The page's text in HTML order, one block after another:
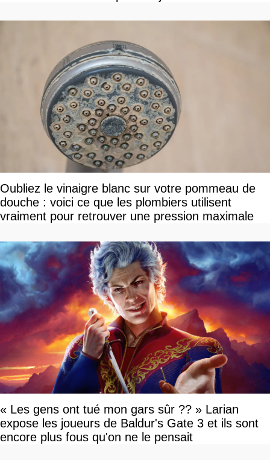
Oubliez le vinaigre blanc sur votre pommeau de
douche : voici ce que les plombiers utilisent
vraiment pour retrouver une pression maximale
« Les gens ont tué mon gars sûr ?? » Larian
expose les joueurs de Baldur's Gate 3 et ils sont
encore plus fous qu'on ne le pensait